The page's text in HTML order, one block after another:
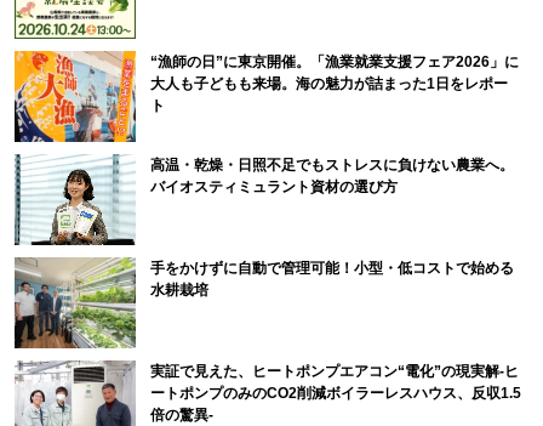
“漁師の日”に東京開催。「漁業就業支援フェア2026」に
大人も子どもも来場。海の魅力が詰まった1日をレポー
ト
高温・乾燥・日照不足でもストレスに負けない農業へ。
バイオスティミュラント資材の選び方
手をかけずに自動で管理可能！小型・低コストで始める
水耕栽培
実証で見えた、ヒートポンプエアコン“電化”の現実解-ヒ
ートポンプのみのCO2削減ボイラーレスハウス、反収1.5
倍の驚異-